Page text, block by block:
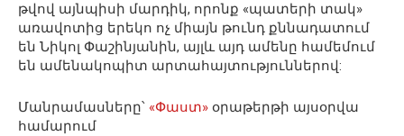
թվով այնպիսի մարդիկ, որոնք «պատերի տակ»
առավոտից երեկո ոչ միայն թունդ քննադատում
են Նիկոլ Փաշինյանին, այլև այդ ամենը համեմում
են ամենակոպիտ արտահայտություններով:
Մանրամասները՝ «Փաստ» օրաթերթի այսօրվա
համարում